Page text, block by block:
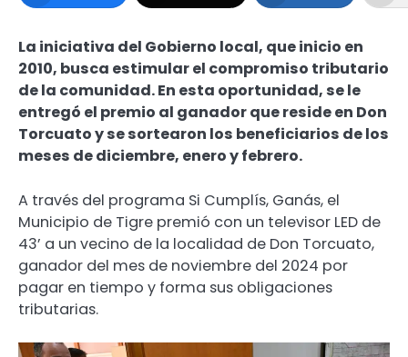
La iniciativa del Gobierno local, que inicio en
2010, busca estimular el compromiso tributario
de la comunidad. En esta oportunidad, se le
entregó el premio al ganador que reside en Don
Torcuato y se sortearon los beneficiarios de los
meses de diciembre, enero y febrero.
A través del programa Si Cumplís, Ganás, el
Municipio de Tigre premió con un televisor LED de
43’ a un vecino de la localidad de Don Torcuato,
ganador del mes de noviembre del 2024 por
pagar en tiempo y forma sus obligaciones
tributarias.